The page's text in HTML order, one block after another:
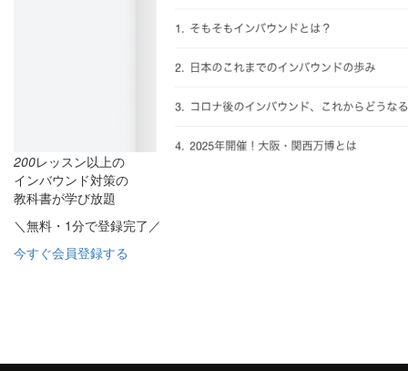
200レッスン以上の
インバウンド対策の
教科書が学び放題
＼無料・1分で登録完了／
今すぐ会員登録する